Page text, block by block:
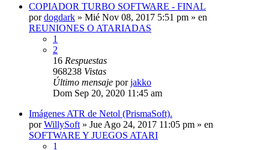
COPIADOR TURBO SOFTWARE - FINAL
pordogdark » Mié Nov 08, 2017 5:51 pm » en
REUNIONES O ATARIADAS
1
2
16 Respuestas
968238 Vistas
Último mensaje porjakko
Dom Sep 20, 2020 11:45 am
Imágenes ATR de Netol (PrismaSoft).
porWillySoft » Jue Ago 24, 2017 11:05 pm » en
SOFTWARE Y JUEGOS ATARI
1